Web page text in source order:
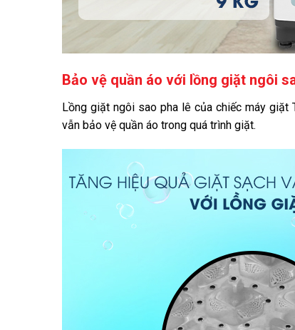
Bảo vệ quần áo với lồng giặt ngôi
Lồng giặt ngôi sao pha lê của chiếc máy
vẫn bảo vệ quần áo trong quá trình giặt.